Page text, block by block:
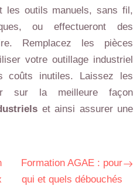
les outils manuels, sans fil,
ou effectueront des
Remplacez les pièces
votre outillage industriel
coûts inutiles. Laissez les
sur la meilleure façon
et ainsi assurer une
Formation AGAE : pour
qui et quels débouchés